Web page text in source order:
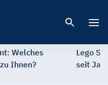
Welches
Ihnen?
Lego
seit